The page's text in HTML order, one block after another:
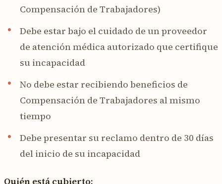
Compensación de Trabajadores)
Debe estar bajo el cuidado de un proveedor
de atención médica autorizado que certifique
su incapacidad
No debe estar recibiendo beneficios de
Compensación de Trabajadores al mismo
tiempo
Debe presentar su reclamo dentro de 30 días
del inicio de su incapacidad
Quién está cubierto: